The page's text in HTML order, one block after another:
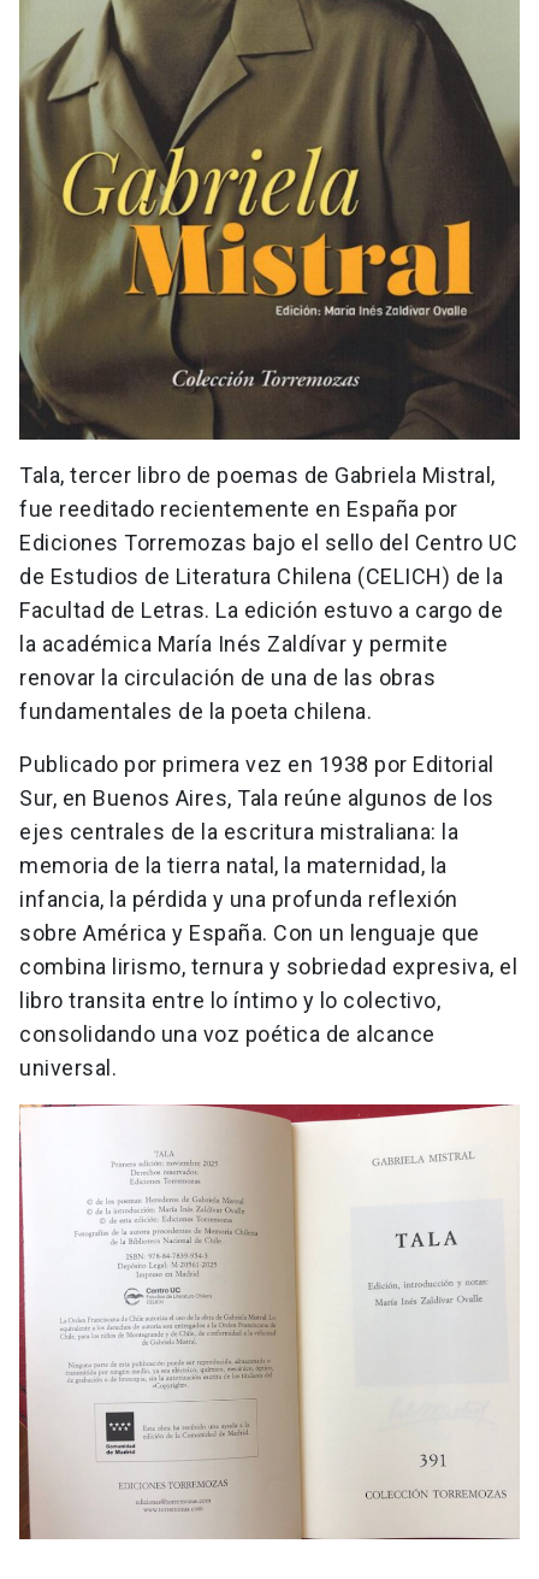
Tala, tercer libro de poemas de Gabriela Mistral,
fue reeditado recientemente en España por
Ediciones Torremozas bajo el sello del Centro UC
de Estudios de Literatura Chilena (CELICH) de la
Facultad de Letras. La edición estuvo a cargo de
la académica María Inés Zaldívar y permite
renovar la circulación de una de las obras
fundamentales de la poeta chilena.
Publicado por primera vez en 1938 por Editorial
Sur, en Buenos Aires, Tala reúne algunos de los
ejes centrales de la escritura mistraliana: la
memoria de la tierra natal, la maternidad, la
infancia, la pérdida y una profunda reflexión
sobre América y España. Con un lenguaje que
combina lirismo, ternura y sobriedad expresiva, el
libro transita entre lo íntimo y lo colectivo,
consolidando una voz poética de alcance
universal.